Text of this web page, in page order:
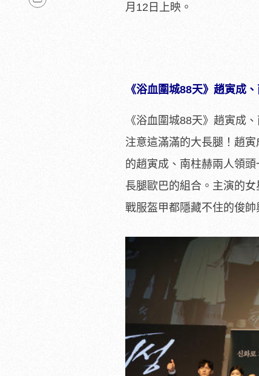
月12日上映。
《浴血圍城88天》趙寅成
《浴血圍城88天》趙寅成
注意這滿滿的大長腿！趙
的趙寅成、南柱赫兩人領
長腿歐巴的組合。主演的
戰服盔甲都隱藏不住的俊